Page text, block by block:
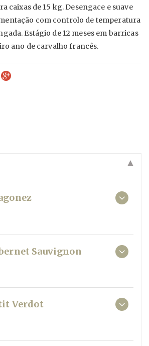
caixas de 15 kg. Desengace e suave
com controlo de temperatura
Estágio de 12 meses em barricas
ano de carvalho francês.
Sauvignon
Verdot